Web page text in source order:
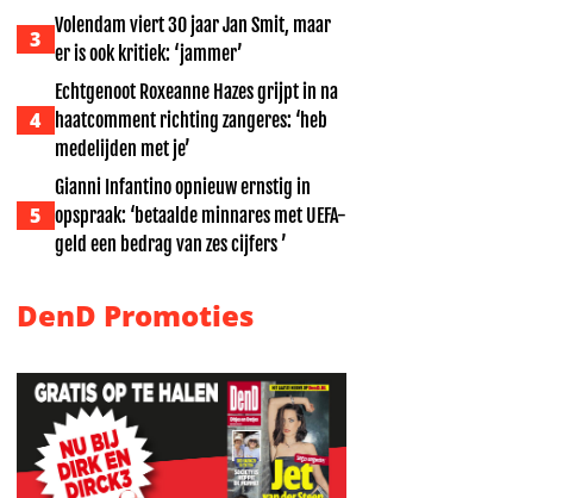
3
Volendam viert 30 jaar Jan Smit, maar
er is ook kritiek: ‘jammer’
4
Echtgenoot Roxeanne Hazes grijpt in na
haatcomment richting zangeres: ‘heb
medelijden met je’
5
Gianni Infantino opnieuw ernstig in
opspraak: ‘betaalde minnares met UEFA-
geld een bedrag van zes cijfers ’
DenD Promoties